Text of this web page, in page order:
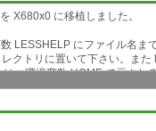
X680x0 に移植しました。
LESSHELP にファイル名ま
クトリに置いて下さい。また
、環境変数 HOME で示され
というファイル名で置いてお
less.x と同じディレクトリ中